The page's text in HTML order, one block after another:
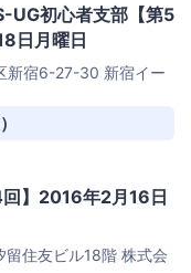
UG初心者支部【第5
日月曜日
新宿6-27-30 新宿イー
】2016年2月16日
留住友ビル18階 株式会